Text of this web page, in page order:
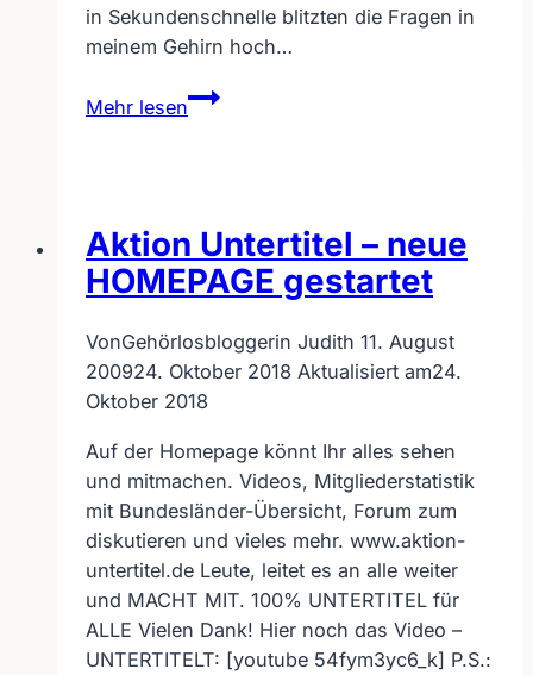
in Sekundenschnelle blitzten die Fragen in
meinem Gehirn hoch…
Mehr lesen
Gehörlos
–
Aktion Untertitel – neue
HOMEPAGE gestartet
VonGehörlosbloggerin Judith 11. August
200924. Oktober 2018 Aktualisiert am24.
Oktober 2018
Auf der Homepage könnt Ihr alles sehen
und mitmachen. Videos, Mitgliederstatistik
mit Bundesländer-Übersicht, Forum zum
diskutieren und vieles mehr. www.aktion-
untertitel.de Leute, leitet es an alle weiter
und MACHT MIT. 100% UNTERTITEL für
ALLE Vielen Dank! Hier noch das Video –
UNTERTITELT: [youtube 54fym3yc6_k] P.S.: